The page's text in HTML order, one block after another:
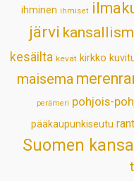
ihminen ihmiset
järvi
kesäilta kevät kirkko
maisema
perämeri pohjois-
pääkaupunkiseutu
Suomen